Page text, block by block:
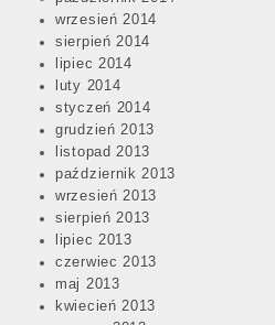
wrzesień 2014
sierpień 2014
lipiec 2014
luty 2014
styczeń 2014
grudzień 2013
listopad 2013
październik 2013
wrzesień 2013
sierpień 2013
lipiec 2013
czerwiec 2013
maj 2013
kwiecień 2013